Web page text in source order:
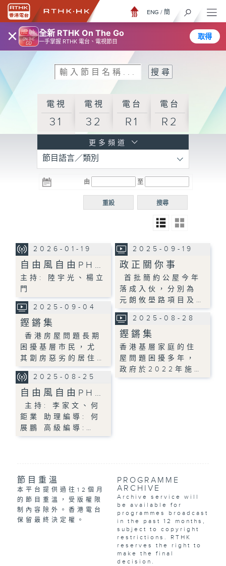
× 全新 RTHK On The Go
一手掌握 RTHK 電台、電視節目
取得
ENG / 簡
電視
31
電視
32
電台
R1
電台
R2
R3
電台 電台
R5
電台
普通
更多頻道
節目語言／類別
由 至
搜尋
重設
2026-01-19
自由風自由PH…
主持: 陸宇光、楊立
門
2025-09-19
政正關你事
首批簡約公屋今年
落成入伙，分別為
元朗攸壆路項目及…
2025-09-04
鏗鏘集
香港房屋問題長期
困擾基層市民，尤
其劏房惡劣的居住…
2025-08-28
鏗鏘集
香港基層家庭的住
屋問題困擾多年，
政府於2022年施…
2025-08-25
自由風自由PH…
主持: 李家文、何
鉅業 助理編導: 何
展鵬 高級編導:…
節目重溫
本平台提供過往12個月
的節目重溫，受版權限
制內容除外。香港電台
保留最終決定權。
PROGRAMME
ARCHIVE
Archive service will
be available for
programmes broadcast
in the past 12 months,
subject to copyright
restrictions. RTHK
reserves the right to
make the final
decision.